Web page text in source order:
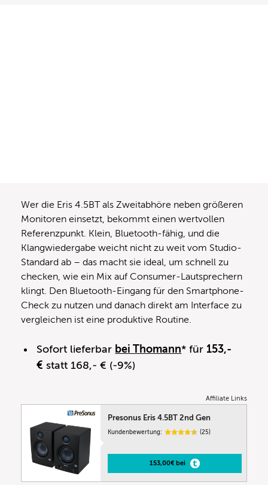
Wer die Eris 4.5BT als Zweitabhöre neben größeren
Monitoren einsetzt, bekommt einen wertvollen
Referenzpunkt. Klein, Bluetooth-fähig, und die
Klangwiedergabe weicht nicht zu weit vom Studio-
Standard ab – das macht sie ideal, um schnell zu
checken, wie ein Mix auf Consumer-Lautsprechern
klingt. Den Bluetooth-Eingang für den Smartphone-
Check zu nutzen und danach direkt am Interface zu
vergleichen ist eine produktive Routine.
Sofort lieferbar bei Thomann* für 153,-
€ statt 168,- € (-9%)
Affiliate Links
Presonus Eris 4.5BT 2nd Gen
Kundenbewertung: (25)
153,00€ bei